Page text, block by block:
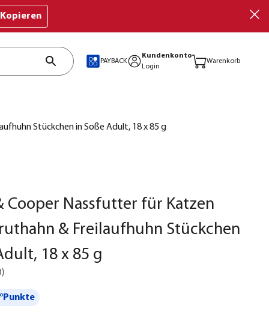
Kopieren
PAYBACK
Kundenkonto
Login
Warenkorb
Stückchen in Soße Adult, 18 x 85 g
Cooper Nassfutter für Katzen
& Freilaufhuhn Stückchen
18 x 85 g
)